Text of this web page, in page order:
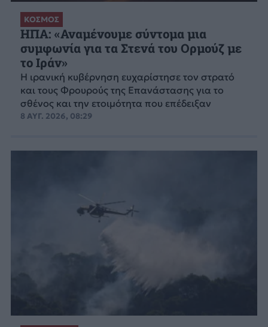
ΚΟΣΜΟΣ
ΗΠΑ: «Αναμένουμε σύντομα μια
συμφωνία για τα Στενά του Ορμούζ με
το Ιράν»
Η ιρανική κυβέρνηση ευχαρίστησε τον στρατό
και τους Φρουρούς της Επανάστασης για το
σθένος και την ετοιμότητα που επέδειξαν
8 ΑΥΓ. 2026, 08:29